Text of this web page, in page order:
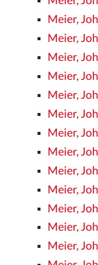
Meier,
Meier,
Meier,
Meier,
Meier,
Meier,
Meier,
Meier,
Meier,
Meier,
Meier,
Meier,
Meier,